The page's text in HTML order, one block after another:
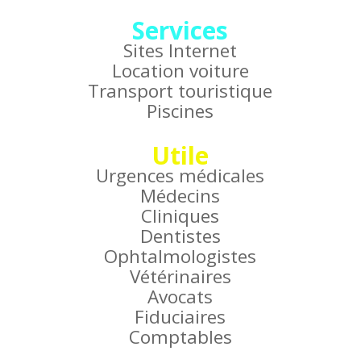
Services
Sites Internet
Location voiture
Transport touristique
Piscines
Utile
Urgences médicales
Médecins
Cliniques
Dentistes
Ophtalmologistes
Vétérinaires
Avocats
Fiduciaires
Comptables